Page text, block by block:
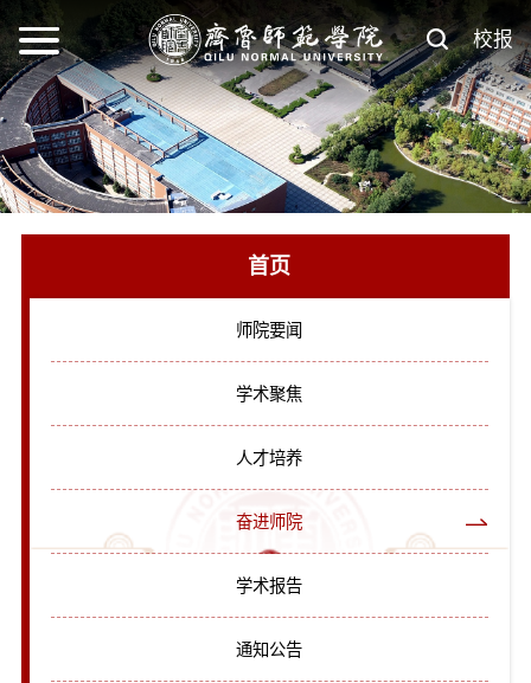
校报
首页
师院要闻
学术聚焦
人才培养
奋进师院
学术报告
通知公告